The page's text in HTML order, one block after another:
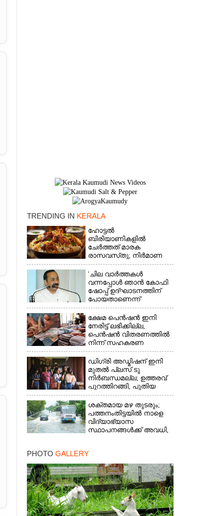
TRENDING IN KERALA
ഹോട്ടൽ
ബിരിയാണികളിൽ
ചേർത്തത് മാരക
രാസവസ്‌തു; നിർമാണ
യൂണിറ്റിൽ എലികാഷ്‌ടവും
കുപ്പിച്ചില്ലും
'ചില വാർത്തകൾ
വന്നപ്പോൾ ഞാൻ കോഫി
ഷോപ്പ് ഉദ്ഘാടനത്തിന്
പോയതാണെന്ന്
വിചാരിച്ചു, 400 കോടിയുടെ
പ്രോജക്ടാണ് അത്'
ക്ഷേമ പെൻഷൻ ഇനി
നേരിട്ട് ലഭിക്കില്ല,​
പെൻഷൻ വിതരണത്തിൽ
നിന്ന് സഹകരണ
ബാങ്കുകളെ ഒഴിവാക്കി
ഡിഗ്രി അഡ്മിഷന് ഇനി
മുതൽ പ്ലസ് ടു
നിർബന്ധമല്ല; ഉത്തരവ്
പുറത്തിറങ്ങി, പുതിയ
മാറ്റങ്ങൾ അറിയാം
ശക്തമായ മഴ തുടരും;
പത്തനംതിട്ടയിൽ നാളെ
വിദ്യാഭ്യാസ
സ്ഥാപനങ്ങൾക്ക് അവധി,​
PHOTO GALLERY
×